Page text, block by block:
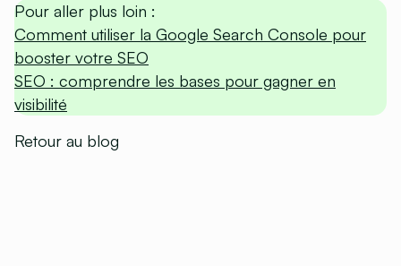
Pour aller plus loin :
Comment utiliser la Google Search Console pour
booster votre SEO
SEO : comprendre les bases pour gagner en
visibilité
Retour au blog